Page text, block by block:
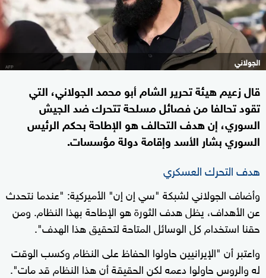
الجولاني
قال زعيم هيئة تحرير الشام أبو محمد الجولاني، التي
تقود تحالفا من فصائل مسلحة تتحرك ضد الجيش
السوري، إن هدف التحالف هو الإطاحة بحكم الرئيس
السوري بشار الأسد وإقامة دولة مؤسسات.
هدف التحرك العسكري
وأضاف الجولاني لشبكة "سي إن إن" الأميركية: "عندما نتحدث
عن الأهداف، يظل هدف الثورة هو الإطاحة بهذا النظام. ومن
حقنا استخدام كل الوسائل المتاحة لتحقيق هذا الهدف".
واعتبر أن "الإيرانيين حاولوا الحفاظ على النظام وكسب الوقت
له والروس حاولوا دعمه لكن الحقيقة أن هذا النظام قد مات".